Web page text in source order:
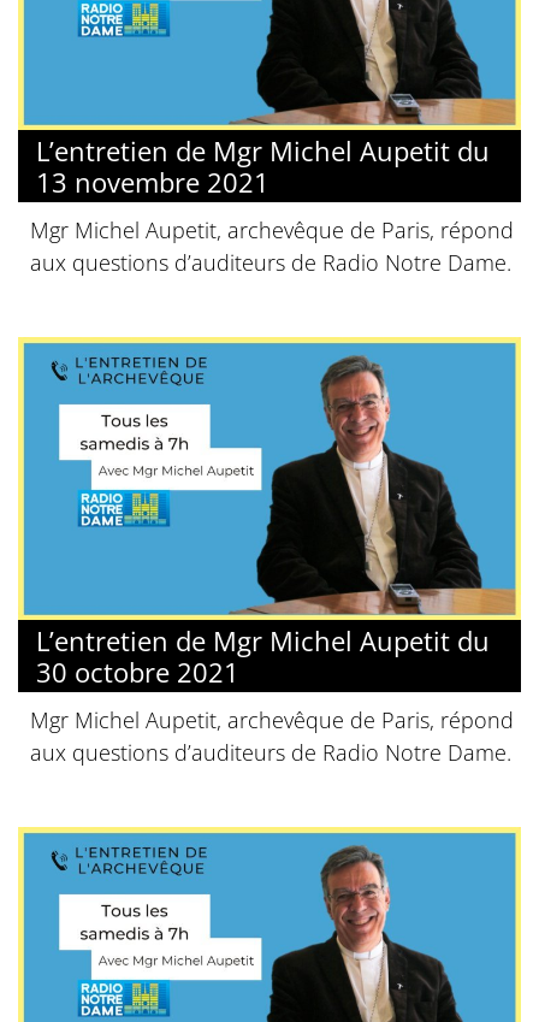
L’entretien de Mgr Michel Aupetit du
13 novembre 2021
Mgr Michel Aupetit, archevêque de Paris, répond
aux questions d’auditeurs de Radio Notre Dame.
L’entretien de Mgr Michel Aupetit du
30 octobre 2021
Mgr Michel Aupetit, archevêque de Paris, répond
aux questions d’auditeurs de Radio Notre Dame.